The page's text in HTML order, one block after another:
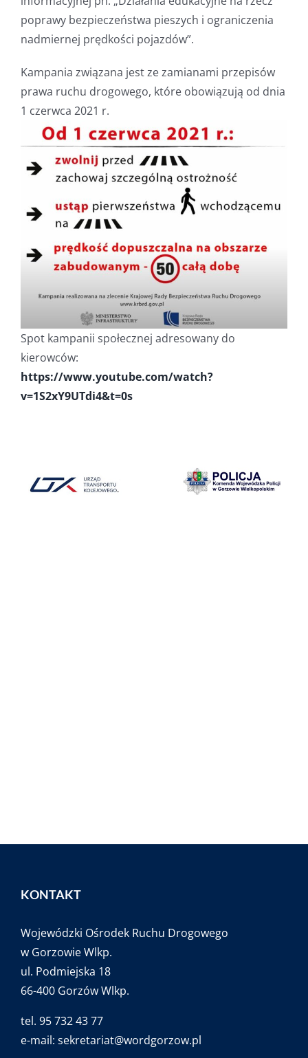
poprawy bezpieczeństwa pieszych i ograniczenia
nadmiernej prędkości pojazdów”.
Kampania związana jest ze zamianami przepisów
prawa ruchu drogowego, które obowiązują od dnia
1 czerwca 2021 r.
Spot kampanii społecznej adresowany do
kierowców:
https://www.youtube.com/watch?
v=1S2xY9UTdi4&t=0s
KONTAKT
Wojewódzki Ośrodek Ruchu Drogowego
w Gorzowie Wlkp.
ul. Podmiejska 18
66-400 Gorzów Wlkp.
tel. 95 732 43 77
e-mail: sekretariat@wordgorzow.pl